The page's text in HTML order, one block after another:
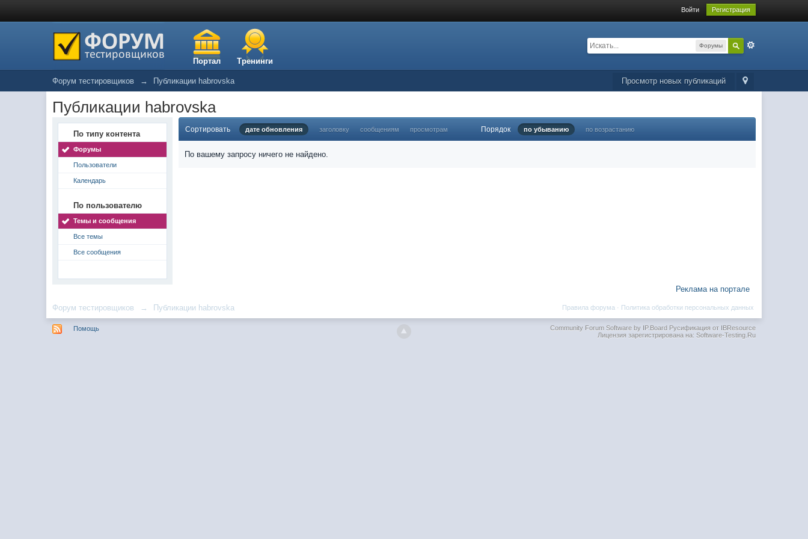
Войти Регистрация
Портал Тренинги
Форумы
Просмотр новых публикаций
Форум тестировщиков → Публикации habrovska
Публикации habrovska
По типу контента
Форумы
Пользователи
Календарь
По пользователю
Темы и сообщения
Все темы
Все сообщения
Сортировать дате обновления заголовку сообщениям просмотрам Порядок по убыванию по возрастанию
По вашему запросу ничего не найдено.
Реклама на портале
Форум тестировщиков → Публикации habrovska Политика обработки персональных данных
Правила форума ·
Помощь Community Forum Software by IP.BoardРусификация от IBResource
Лицензия зарегистрирована на: Software-Testing.Ru